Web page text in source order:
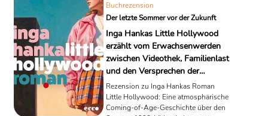
Buchrezension
Der letzte Sommer vor der Zukunft
Inga Hankas Little Hollywood
erzählt vom Erwachsenwerden
zwischen Videothek, Familienlast
und den Versprechen der
Neunziger
Rezension zu Inga Hankas Roman
Little Hollywood: Eine atmosphärische
Coming-of-Age-Geschichte über den